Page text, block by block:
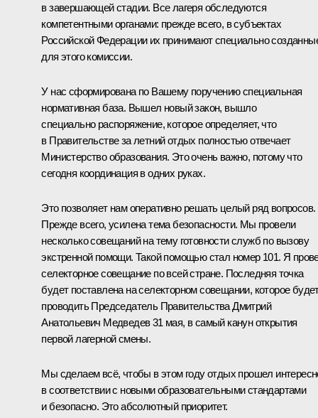
в завершающей стадии. Все лагеря обследуются
компетентными органами: прежде всего, в субъектах
Российской Федерации их принимают специально
для этого комиссии.
У нас сформирована по Вашему поручению специальная
нормативная база. Вышел новый закон, вышло
специально распоряжение, которое определяет, что
в Правительстве за летний отдых полностью отвечает
Министерство образования. Это очень важно, потому что
сегодня координация в одних руках.
Это позволяет нам оперативно решать целый ряд вопросов.
Прежде всего, усилена тема безопасности. Мы провели
несколько совещаний на тему готовности служб по вызову
экстренной помощи. Такой помощью стал номер 101. Я
селекторное совещание по всей стране. Последняя точка
будет поставлена на селекторном совещании, которое
проводить Председатель ПравительстваДмитрий
Анатольевич Медведев31 мая, в самый канун открытия
первой лагерной смены.
Мы сделаем всё, чтобы в этом году отдых прошел
в соответствии с новыми образовательными стандартами
и безопасно. Это абсолютный приоритет.